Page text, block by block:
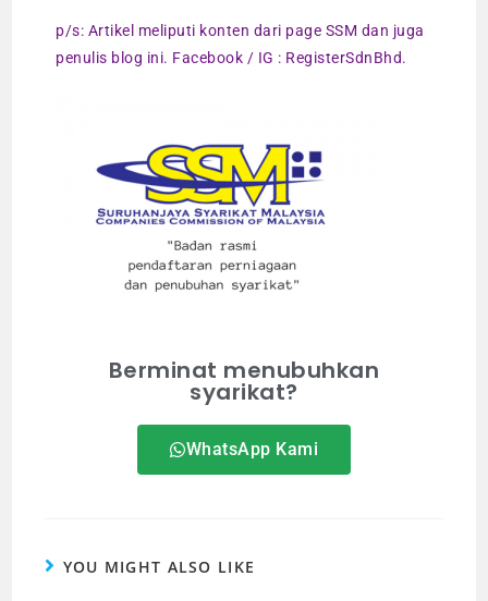
p/s: Artikel meliputi konten dari page SSM dan juga
penulis blog ini. Facebook / IG : RegisterSdnBhd.
Berminat menubuhkan
syarikat?
WhatsApp Kami
YOU MIGHT ALSO LIKE